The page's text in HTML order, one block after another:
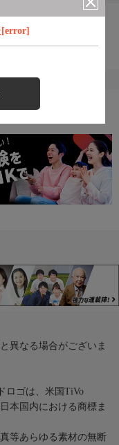
[error]
異なる場合がございま
ロゴは、米国TiVo
本国内における商標ま
等あらゆる素材の無断